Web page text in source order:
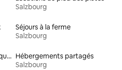
Salzbourg
Séjours à la ferme
Salzbourg
Locations de gîtes écologiques Hébergements partagés
Salzbourg